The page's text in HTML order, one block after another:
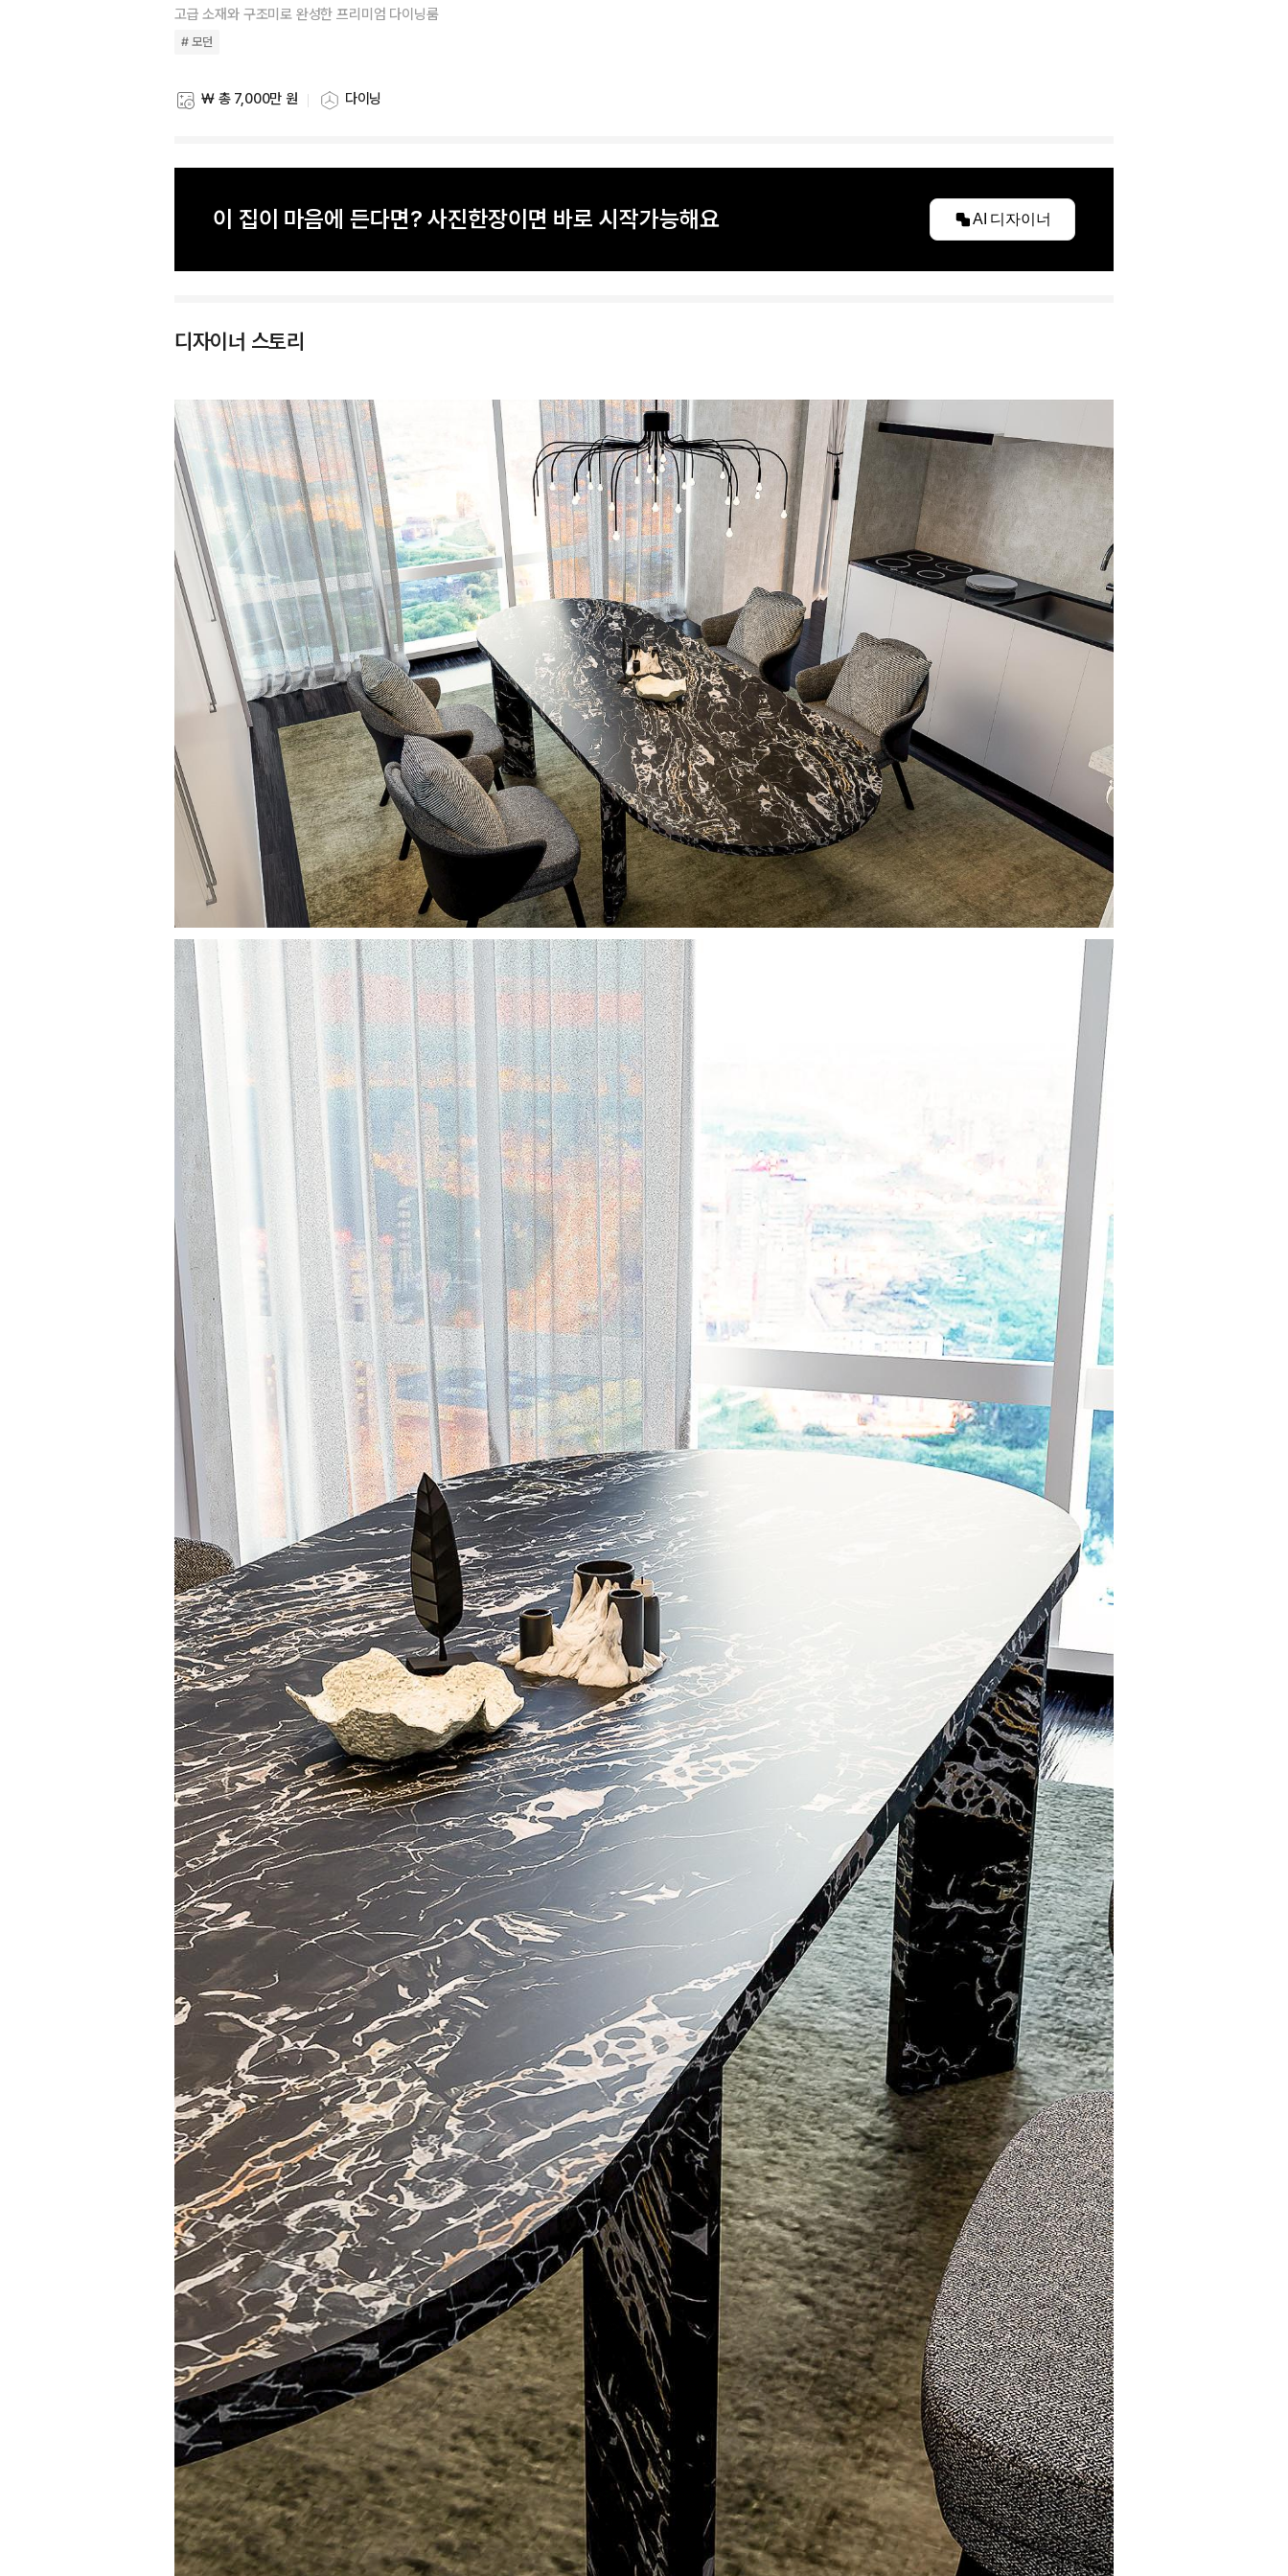
고급 소재와 구조미로 완성한 프리미엄 다이닝룸
# 모던
스타일링 비용
₩ 총 7,000만 원
스타일링 공간
다이닝
이 집이 마음에 든다면? 사진한장이면 바로 시작가능해요 AI 디자이너
디자이너 스토리